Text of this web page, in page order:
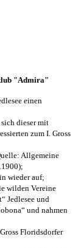
"Admira"
einen
dieser mit
zum I. Gross
Allgemeine
wieder auf;
wilden Vereine
Jedlesee und
und nahmen
Floridsdorfer